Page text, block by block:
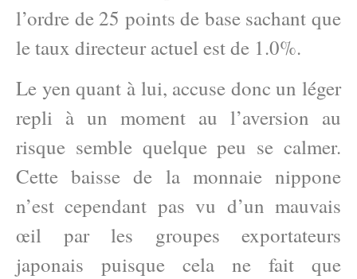
l’ordre de 25 points de base sachant que
le taux directeur actuel est de 1.0%.
Le yen quant à lui, accuse donc un léger
repli à un moment au l’aversion au
risque semble quelque peu se calmer.
Cette baisse de la monnaie nippone
n’est cependant pas vu d’un mauvais
œil par les groupes exportateurs
japonais puisque cela ne fait que